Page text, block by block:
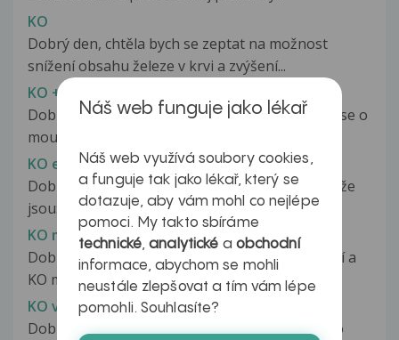
KO
Dobrý den, chtěla bych se zeptat na možnost
snížení obsahu železe v krvi a zvýšení...
KO + diff
Dobrý den, prosím o konzultaci KO+Diff. Jedná se o
mou 61 letou maminku. Bioch....
KO ery 4,95
Dobrý den, mám již podruhé z KO ery 4,95. Potíže
jsou: píchání, bolesti ve svalech...
KO mi nevyšel úplně dobře
Dobrý den, byla jsem na preventivním vyšetření a
KO mi nevyšel úplně dobře,...
KO výsledky
Dobrý den.Byla jsem na výstupní prohlídce a po
Náš web funguje jako lékař
Náš web využívá soubory cookies,
a funguje tak jako lékař, který se
dotazuje, aby vám mohl co nejlépe
pomoci. My takto sbíráme
technické,analytické a obchodní
informace, abychom se mohli
neustále zlepšovat a tím vám lépe
pomohli. Souhlasíte?